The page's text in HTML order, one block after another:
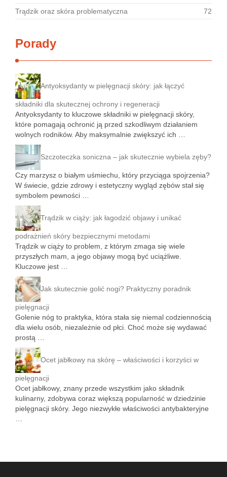
Trądzik oraz skóra problematyczna
72
Porady
Antyoksydanty w pielęgnacji skóry: jak łączyć
składniki dla skutecznej ochrony i regeneracji
Antyoksydanty to kluczowe składniki w pielęgnacji skóry,
które pomagają ochronić ją przed szkodliwym działaniem
wolnych rodników. Aby maksymalnie zwiększyć ich …
Szczoteczka soniczna – jak skutecznie wybiela zęby?
Czy marzysz o białym uśmiechu, który przyciąga spojrzenia?
W świecie, gdzie zdrowy i estetyczny wygląd zębów stał się
symbolem pewności …
Trądzik w ciąży: jak łagodzić objawy i unikać
podrażnień skóry bezpiecznymi metodami
Trądzik w ciąży to problem, z którym zmaga się wiele
przyszłych mam, a jego objawy mogą być uciążliwe.
Kluczowe jest …
Jak skutecznie golić nogi? Praktyczny poradnik
pielęgnacji
Golenie nóg to praktyka, która stała się niemal codziennością
dla wielu osób, niezależnie od płci. Choć może się wydawać
prostą …
Ocet jabłkowy na skórę – właściwości i korzyści w
pielęgnacji
Ocet jabłkowy, znany przede wszystkim jako składnik
kulinarny, zdobywa coraz większą popularność w dziedzinie
pielęgnacji skóry. Jego niezwykłe właściwości antybakteryjne